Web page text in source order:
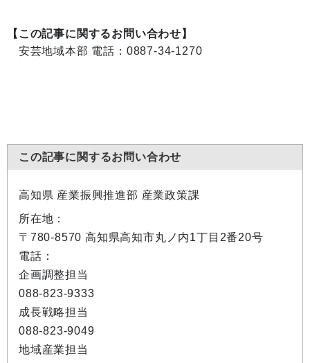
【この記事に関するお問い合わせ】
安芸地域本部 電話：0887-34-1270
この記事に関するお問い合わせ
高知県 産業振興推進部 産業政策課
所在地：
〒780-8570 高知県高知市丸ノ内1丁目2番20号
電話：
企画調整担当
088-823-9333
成長戦略担当
088-823-9049
地域産業担当